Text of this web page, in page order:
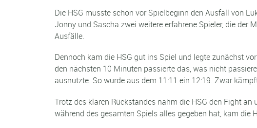
Die HSG musste schon vor Spielbeginn den Ausfall von
Jonny und Sascha zwei weitere erfahrene Spieler, die
Ausfälle.
Dennoch kam die HSG gut ins Spiel und legte zunächst
den nächsten 10 Minuten passierte das, was nicht
ausnutzte. So wurde aus dem 11:11 ein 12:19. Zwar
Trotz des klaren Rückstandes nahm die HSG den Fight
während des gesamten Spiels alles gegeben hat, kam die